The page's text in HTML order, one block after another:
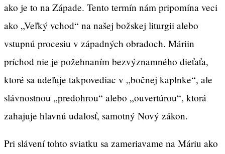
ako je to na Západe. Tento termín nám pripomína veci
ako „Veľký vchod“ na našej božskej liturgii alebo
vstupnú procesiu v západných obradoch. Máriin
príchod nie je požehnaním bezvýznamného dieťaťa,
ktoré sa udeľuje takpovediac v „bočnej kaplnke“, ale
slávnostnou „predohrou“ alebo „ouvertúrou“, ktorá
zahajuje hlavnú udalosť, samotný Nový zákon.
Pri slávení tohto sviatku sa zameriavame na Máriu ako